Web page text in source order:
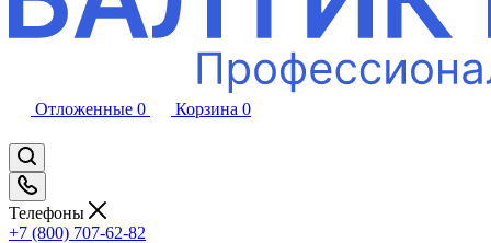
Отложенные 0 Корзина 0
Телефоны
+7 (800) 707-62-82